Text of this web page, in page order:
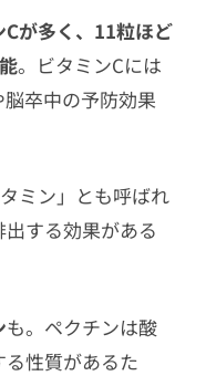
Cが多く、11粒ほど
。ビタミンCには
卒中の予防効果
ミン」とも呼ばれ
する効果がある
も。ペクチンは酸
性質があるた